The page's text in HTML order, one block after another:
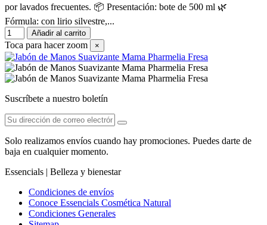
por lavados frecuentes. 📦 Presentación: bote de 500 ml 🌿
Fórmula: con lirio silvestre,...
Añadir al carrito
Toca para hacer zoom ×
Suscríbete a nuestro boletín
Solo realizamos envíos cuando hay promociones. Puedes darte de
baja en cualquier momento.
Essencials | Belleza y bienestar
Condiciones de envíos
Conoce Essencials Cosmética Natural
Condiciones Generales